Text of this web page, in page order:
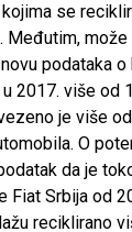
se
Međutim,
podataka o
2017. više od
je više
O
da je
Fiat Srbija od
reciklirano